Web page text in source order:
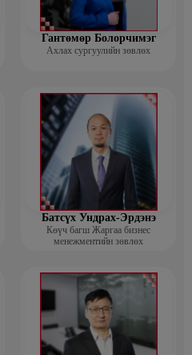
Гантөмөр Болорчимэг
Ахлах сургуулийн зөвлөх
Батсүх Ундрах-Эрдэнэ
Көүч багш Жаргаа бизнес
менежментийн зөвлөх